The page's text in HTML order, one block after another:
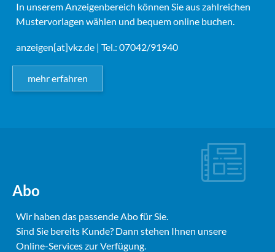
In unserem Anzeigenbereich können Sie aus zahlreichen
Mustervorlagen wählen und bequem online buchen.
anzeigen[at]vkz.de | Tel.: 07042/91940
mehr erfahren
Abo
Wir haben das passende Abo für Sie.
Sind Sie bereits Kunde? Dann stehen Ihnen unsere
Online-Services zur Verfügung.